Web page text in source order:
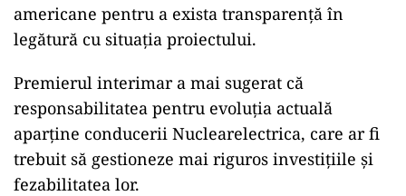
americane pentru a exista transparență în
legătură cu situația proiectului.
Premierul interimar a mai sugerat că
responsabilitatea pentru evoluția actuală
aparține conducerii Nuclearelectrica, care ar fi
trebuit să gestioneze mai riguros investițiile și
fezabilitatea lor.